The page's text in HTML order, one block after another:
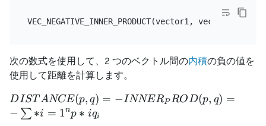
次の数式を使用して、2 つのベクトル間の内積の負の値を
使用して距離を計算します。
DISTANCE(p,q)=-
INNER_PROD(p,q)=-
DISTANCE(p, q) = −INNERP ROD(p, q) =
− ∑ ∗i = 1np ∗ iqi